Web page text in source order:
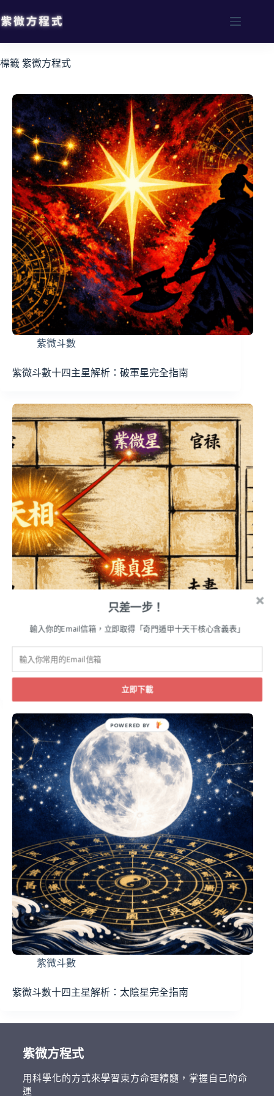
標籤 紫微方程式
紫微斗數
紫微斗數十四主星解析：破軍星完全指南
紫微斗數
紫微斗數十四主星解析：天相星完全指南
紫微斗數
紫微斗數十四主星解析：太陰星完全指南
紫微方程式
用科學化的方式來學習東方命理精髓，掌握自己的命
運
只差一步！
輸入你的Email信箱，立即取得「奇門遁甲十天干核心含義表」
立即下載
POWERED BY